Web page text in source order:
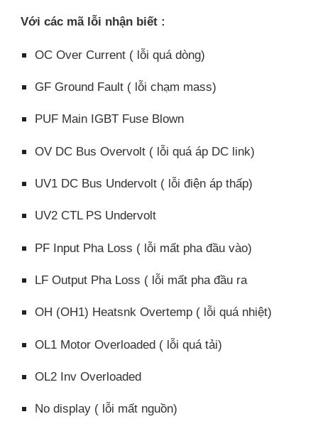
Với các mã lỗi nhận biết :
OC Over Current ( lỗi quá dòng)
GF Ground Fault ( lỗi chạm mass)
PUF Main IGBT Fuse Blown
OV DC Bus Overvolt ( lỗi quá áp DC link)
UV1 DC Bus Undervolt ( lỗi điện áp thấp)
UV2 CTL PS Undervolt
PF Input Pha Loss ( lỗi mất pha đầu vào)
LF Output Pha Loss ( lỗi mất pha đầu ra
OH (OH1) Heatsnk Overtemp ( lỗi quá nhiệt)
OL1 Motor Overloaded ( lỗi quá tải)
OL2 Inv Overloaded
No display ( lỗi mất nguồn)